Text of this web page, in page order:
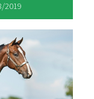
2019